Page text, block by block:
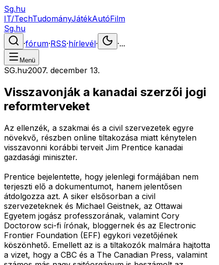
Sg.hu
IT/TechTudományJátékAutóFilm
Sg.hu
·fórum·RSS·hírlevél· ·...
Menü
SG.hu·2007. december 13.
Visszavonják a kanadai szerzői jogi
reformterveket
Az ellenzék, a szakmai és a civil szervezetek egyre
növekvő, részben online tiltakozása miatt kénytelen
visszavonni korábbi terveit Jim Prentice kanadai
gazdasági miniszter.
Prentice bejelentette, hogy jelenlegi formájában nem
terjeszti elő a dokumentumot, hanem jelentősen
átdolgozza azt. A siker elsősorban a civil
szervezeteknek és Michael Geistnek, az Ottawai
Egyetem jogász professzorának, valamint Cory
Doctorow sci-fi írónak, bloggernek és az Electronic
Frontier Foundation (EFF) egykori vezetőjének
köszönhető. Emellett az is a tiltakozók malmára hajtotta
a vizet, hogy a CBC és a The Canadian Press, valamint